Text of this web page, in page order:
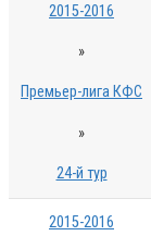
2015-2016
»
Премьер-лига КФС
»
24-й тур
2015-2016